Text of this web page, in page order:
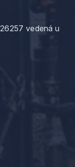
vedená u